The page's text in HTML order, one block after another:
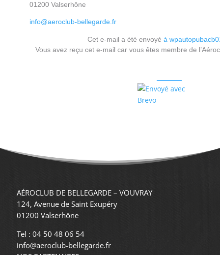
01200 Valserhône
info@aeroclub-bellegarde.fr
Cet e-mail a été envoyéà
Vous avez reçu cet e-mail car vous êtes membre de
AÉROCLUB DE BELLEGARDE – VOUVRAY
124, Avenue de Saint Exupéry
01200 Valserhône
Tel : 04 50 48 06 54
info@aeroclub-bellegarde.fr